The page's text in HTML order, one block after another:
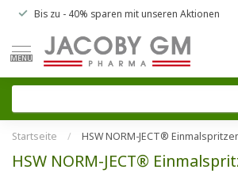
Bis zu - 40% sparen mit unseren Aktionen
MENU
Startseite / HSW NORM-JECT®
HSW NORM-JECT®